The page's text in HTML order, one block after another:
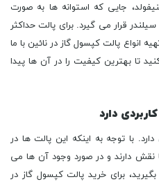
جایی که استوانه ها به صورت
قرار می گیرد. برای پالت حداکثر
انواع پالت کپسول گاز در نائین با ما
تا بهترین کیفیت را در آن ها پیدا
دارد
با توجه به اینکه این پالت ها در
نقش دارند و در صورد وجود آن ها می
برای خرید پالت کپسول گاز در